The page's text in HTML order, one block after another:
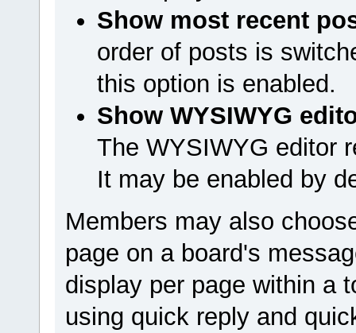
Show most recent
order of posts is
this option is enabled.
Show WYSIWYG
The WYSIWYG editor
It may be enabled by
Members may also
page on a board's
display per page within a
using quick reply and